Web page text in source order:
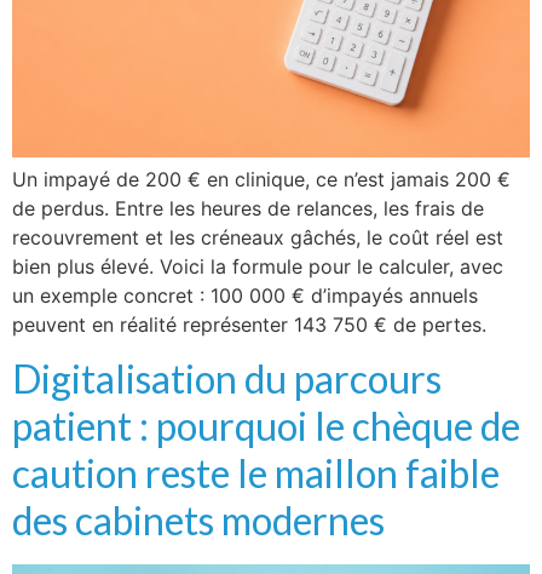
Un impayé de 200 € en clinique, ce n’est jamais 200 €
de perdus. Entre les heures de relances, les frais de
recouvrement et les créneaux gâchés, le coût réel est
bien plus élevé. Voici la formule pour le calculer, avec
un exemple concret : 100 000 € d’impayés annuels
peuvent en réalité représenter 143 750 € de pertes.
Digitalisation du parcours
patient : pourquoi le chèque de
caution reste le maillon faible
des cabinets modernes